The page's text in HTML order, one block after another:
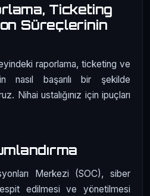
Ticketing
Süreçlerinin
raporlama, ticketing ve
nasıl başarılı bir şekilde
Nihai ustalığınız için ipuçları
Merkezi (SOC), siber
edilmesi ve yönetilmesi